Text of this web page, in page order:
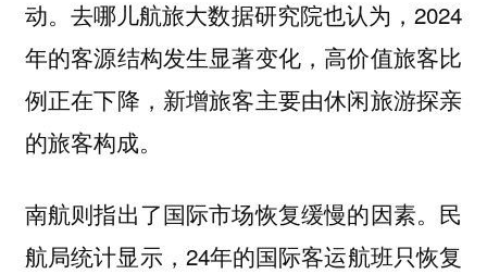
动。去哪儿航旅大数据研究院也认为，2024
年的客源结构发生显著变化，高价值旅客比
例正在下降，新增旅客主要由休闲旅游探亲
的旅客构成。
南航则指出了国际市场恢复缓慢的因素。民
航局统计显示，24年的国际客运航班只恢复